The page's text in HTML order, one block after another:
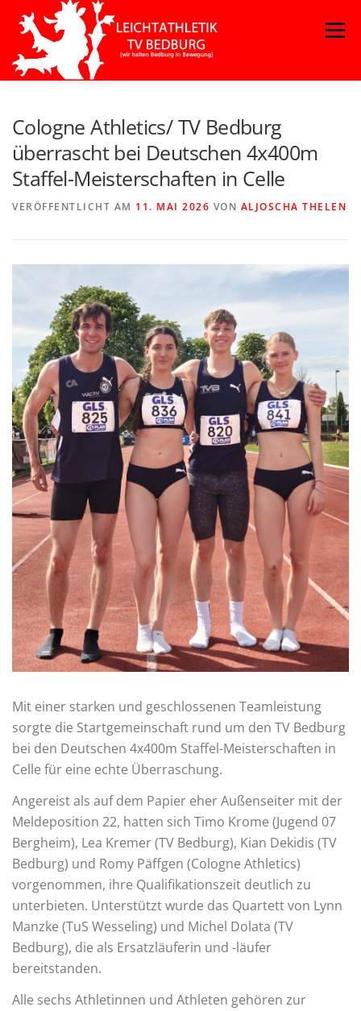
Inhalt
springen
Menü
Cologne Athletics/ TV Bedburg
überrascht bei Deutschen 4x400m
Staffel-Meisterschaften in Celle
VERÖFFENTLICHT AM 11. MAI 2026 VON ALJOSCHA THELEN
Mit einer starken und geschlossenen Teamleistung
sorgte die Startgemeinschaft rund um den TV Bedburg
bei den Deutschen 4x400m Staffel-Meisterschaften in
Celle für eine echte Überraschung.
Angereist als auf dem Papier eher Außenseiter mit der
Meldeposition 22, hatten sich Timo Krome (Jugend 07
Bergheim), Lea Kremer (TV Bedburg), Kian Dekidis (TV
Bedburg) und Romy Päffgen (Cologne Athletics)
vorgenommen, ihre Qualifikationszeit deutlich zu
unterbieten. Unterstützt wurde das Quartett von Lynn
Manzke (TuS Wesseling) und Michel Dolata (TV
Bedburg), die als Ersatzläuferin und -läufer
bereitstanden.
Alle sechs Athletinnen und Athleten gehören zur